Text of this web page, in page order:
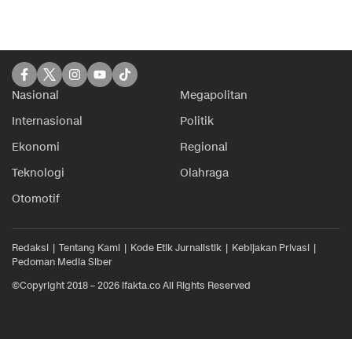
Nasional
Megapolitan
Internasional
Politik
Ekonomi
Regional
Teknologi
Olahraga
Otomotif
Redaksi Tentang Kami Kode Etik Jurnalistik
Kebijakan Privasi
Pedoman Media Siber
©Copyright 2018 – 2026 ifakta.co All Rights Reserved